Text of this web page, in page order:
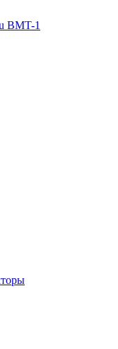
BMT-1